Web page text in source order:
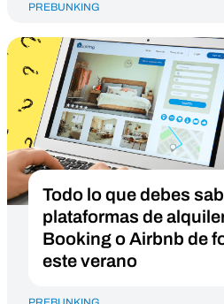
PREBUNKING
Todo lo que debes
plataformas de
Booking o Airbnb de
este verano